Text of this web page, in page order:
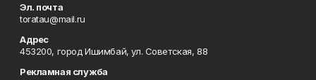
Эл. почта
toratau@mail.ru
Адрес
453200, город Ишимбай, ул. Советская, 88
Рекламная служба